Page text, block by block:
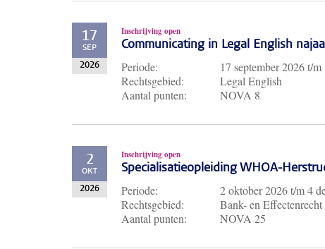
17
SEP
2026
Inschrijving open
Communicating in Legal English
Periode: 17 september 2026t/m
Rechtsgebied:
Legal English
Aantal punten:
NOVA 8
2
OKT
2026
Inschrijving open
Specialisatieopleiding WHOA-
Periode: 2 oktober 2026t/m4
Rechtsgebied:
Bank- en
Aantal punten:
NOVA 25